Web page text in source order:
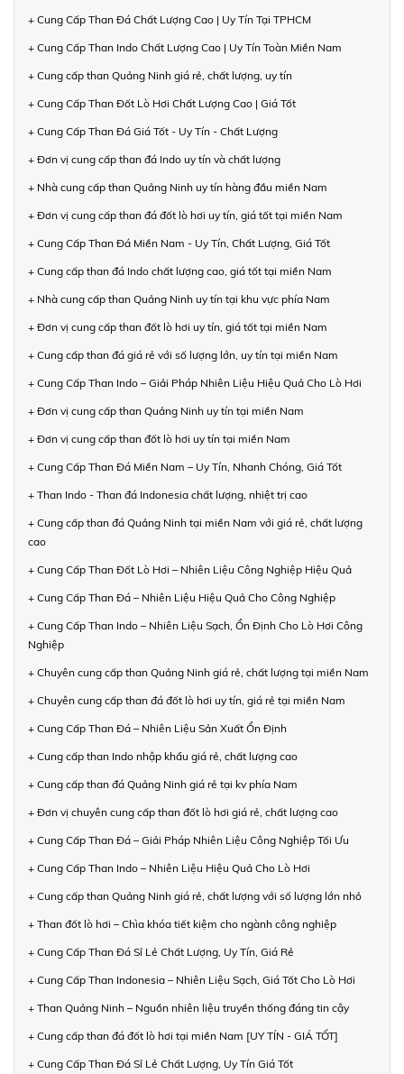
+ Cung Cấp Than Đá Chất Lượng Cao | Uy Tín Tại TPHCM
+ Cung Cấp Than Indo Chất Lượng Cao | Uy Tín Toàn Miền Nam
+ Cung cấp than Quảng Ninh giá rẻ, chất lượng, uy tín
+ Cung Cấp Than Đốt Lò Hơi Chất Lượng Cao | Giá Tốt
+ Cung Cấp Than Đá Giá Tốt - Uy Tín - Chất Lượng
+ Đơn vị cung cấp than đá Indo uy tín và chất lượng
+ Nhà cung cấp than Quảng Ninh uy tín hàng đầu miền Nam
+ Đơn vị cung cấp than đá đốt lò hơi uy tín, giá tốt tại miền Nam
+ Cung Cấp Than Đá Miền Nam - Uy Tín, Chất Lượng, Giá Tốt
+ Cung cấp than đá Indo chất lượng cao, giá tốt tại miền Nam
+ Nhà cung cấp than Quảng Ninh uy tín tại khu vực phía Nam
+ Đơn vị cung cấp than đốt lò hơi uy tín, giá tốt tại miền Nam
+ Cung cấp than đá giá rẻ với số lượng lớn, uy tín tại miền Nam
+ Cung Cấp Than Indo – Giải Pháp Nhiên Liệu Hiệu Quả Cho Lò Hơi
+ Đơn vị cung cấp than Quảng Ninh uy tín tại miền Nam
+ Đơn vị cung cấp than đốt lò hơi uy tín tại miền Nam
+ Cung Cấp Than Đá Miền Nam – Uy Tín, Nhanh Chóng, Giá Tốt
+ Than Indo - Than đá Indonesia chất lượng, nhiệt trị cao
+ Cung cấp than đá Quảng Ninh tại miền Nam với giá rẻ, chất lượng
cao
+ Cung Cấp Than Đốt Lò Hơi – Nhiên Liệu Công Nghiệp Hiệu Quả
+ Cung Cấp Than Đá – Nhiên Liệu Hiệu Quả Cho Công Nghiệp
+ Cung Cấp Than Indo – Nhiên Liệu Sạch, Ổn Định Cho Lò Hơi Công
Nghiệp
+ Chuyên cung cấp than Quảng Ninh giá rẻ, chất lượng tại miền Nam
+ Chuyên cung cấp than đá đốt lò hơi uy tín, giá rẻ tại miền Nam
+ Cung Cấp Than Đá – Nhiên Liệu Sản Xuất Ổn Định
+ Cung cấp than Indo nhập khẩu giá rẻ, chất lượng cao
+ Cung cấp than đá Quảng Ninh giá rẻ tại kv phía Nam
+ Đơn vị chuyên cung cấp than đốt lò hơi giá rẻ, chất lượng cao
+ Cung Cấp Than Đá – Giải Pháp Nhiên Liệu Công Nghiệp Tối Ưu
+ Cung Cấp Than Indo – Nhiên Liệu Hiệu Quả Cho Lò Hơi
+ Cung cấp than Quảng Ninh giá rẻ, chất lượng với số lượng lớn nhỏ
+ Than đốt lò hơi – Chìa khóa tiết kiệm cho ngành công nghiệp
+ Cung Cấp Than Đá Sỉ Lẻ Chất Lượng, Uy Tín, Giá Rẻ
+ Cung Cấp Than Indonesia – Nhiên Liệu Sạch, Giá Tốt Cho Lò Hơi
+ Than Quảng Ninh – Nguồn nhiên liệu truyền thống đáng tin cậy
+ Cung cấp than đá đốt lò hơi tại miền Nam [UY TÍN - GIÁ TỐT]
+ Cung Cấp Than Đá Sỉ Lẻ Chất Lượng, Uy Tín Giá Tốt